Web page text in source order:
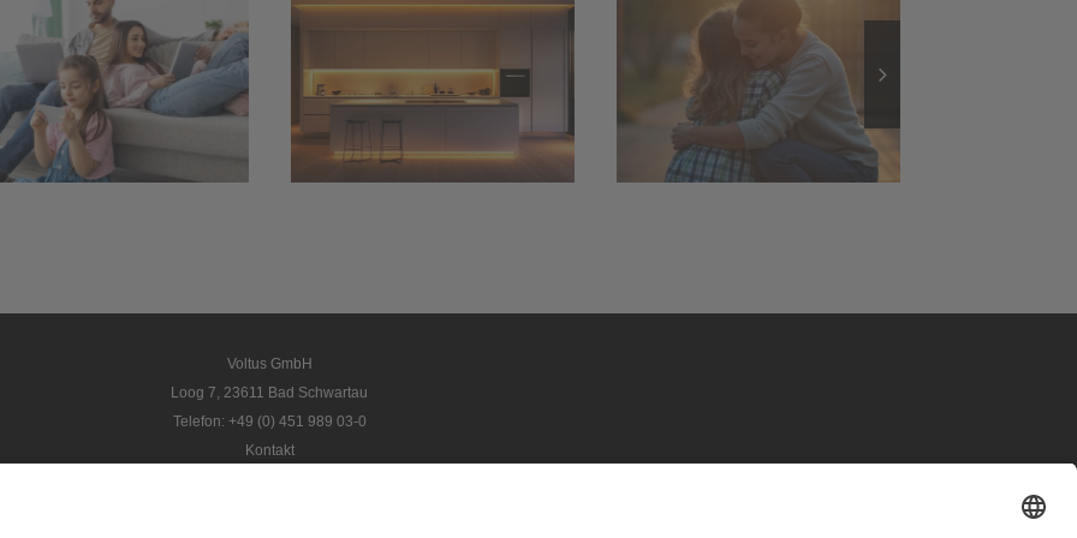
LED-Spots:
Flimmerfreies
Dimmen mit 24-
Konstantspannung
Kamera,
Bewegungsmelder
und
Außenbeleuchtung:
Sicherheit und
stimmungsvolles
Ambiente
Voltus GmbH
Loog 7, 23611 Bad Schwartau
Telefon: +49 (0) 451 989 03-0
Kontakt